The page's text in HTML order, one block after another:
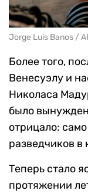
Jorge Luis Banos /
Более того,
Венесуэлу и
Николаса
было
отрицало:
разведчиков в
Теперь стало
протяжении